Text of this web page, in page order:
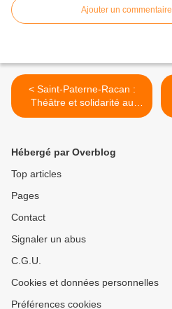
Ajouter un commentaire
< Saint-Paterne-Racan :
Théâtre et solidarité au
programme
Hébergé par Overblog
Top articles
Pages
Contact
Signaler un abus
C.G.U.
Cookies et données personnelles
Préférences cookies